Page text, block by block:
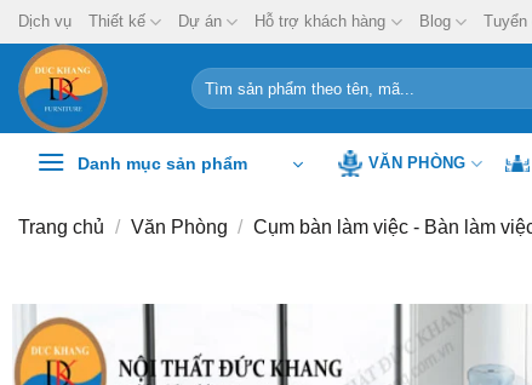
Chuyển
đến
nội
dung
Dịch vụ Thiết kế Dự án Hỗ trợ khách hàng Blog Tuyển
Tìm
kiếm:
Danh mục sản phẩm VĂN PHÒNG
Trang chủ / Văn Phòng / Cụm bàn làm việc - Bàn làm